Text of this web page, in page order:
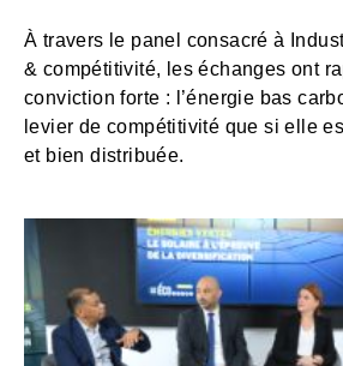
À travers le panel consacré à
& compétitivité, les échanges ont
conviction forte : l’énergie bas
levier de compétitivité que si elle
et bien distribuée.